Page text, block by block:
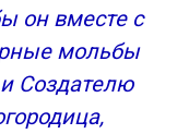
он вместе с
мольбы
Создателю